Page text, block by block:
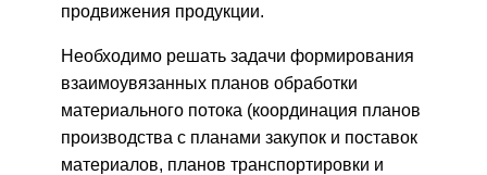
продвижения продукции.
Необходимо решать задачи формирования
взаимоувязанных планов обработки
материального потока (координация планов
производства с планами закупок и поставок
материалов, планов транспортировки и